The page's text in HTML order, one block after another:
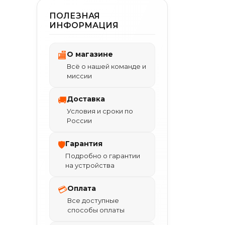
ПОЛЕЗНАЯ
ИНФОРМАЦИЯ
🏬О магазине
Всё о нашей команде и
миссии
🚚Доставка
Условия и сроки по
России
🛡Гарантия
Подробно о гарантии
на устройства
💳Оплата
Все доступные
способы оплаты